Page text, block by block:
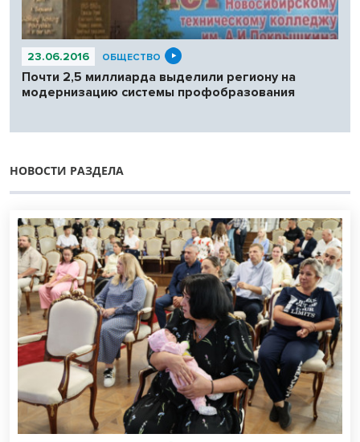
23.06.2016 ОБЩЕСТВО
Почти 2,5 миллиарда выделили региону на
модернизацию системы профобразования
НОВОСТИ РАЗДЕЛА